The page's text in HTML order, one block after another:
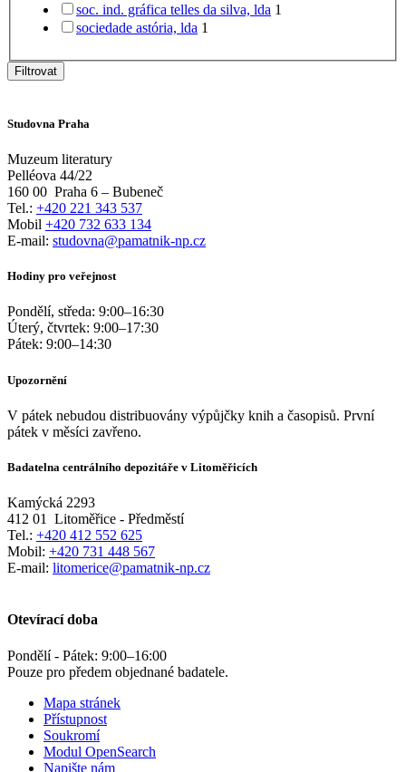
soc. ind. gráfica telles da silva, lda 1
sociedade astória, lda 1
Filtrovat
Studovna Praha
Muzeum literatury
Pelléova 44/22
160 00 Praha 6 – Bubeneč
Tel.: +420 221 343 537
Mobil +420 732 633 134
E-mail: studovna@pamatnik-np.cz
Hodiny pro veřejnost
Pondělí, středa: 9:00–16:30
Úterý, čtvrtek: 9:00–17:30
Pátek: 9:00–14:30
Upozornění
V pátek nebudou distribuovány výpůjčky knih a časopisů. První
pátek v měsíci zavřeno.
Badatelna centrálního depozitáře v Litoměřicích
Kamýcká 2293
412 01
Litoměřice - Předměstí
Tel.: +420 412 552 625
Mobil: +420 731 448 567
E-mail: litomerice@pamatnik-np.cz
Otevírací doba
Pondělí - Pátek: 9:00–16:00
Pouze pro předem objednané badatele.
Mapa stránek
Přístupnost
Soukromí
Modul OpenSearch
Napište nám